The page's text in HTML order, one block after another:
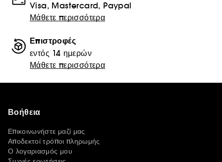
Visa, Mastercard, Paypal
Μάθετε περισσότερα
Επιστροφές
εντός 14 ημερών
Μάθετε περισσότερα
Βοήθεια
Επικοινωνήστε μαζί μας
Αποδεκτοί τρόποι πληρωμής
Ο λογαριασμός μου